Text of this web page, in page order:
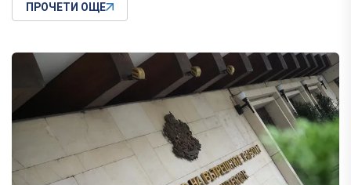
ПРОЧЕТИ ОЩЕ